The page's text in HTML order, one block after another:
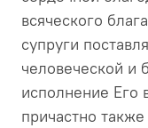
всяческого
супруги
человеческой и
исполнение Его
причастно